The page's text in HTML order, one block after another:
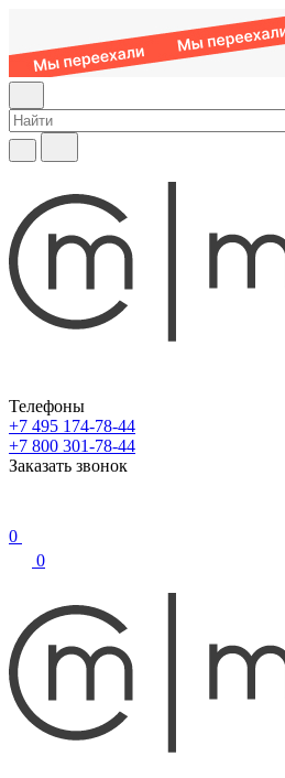
Телефоны
+7 495 174-78-44
+7 800 301-78-44
Заказать звонок
0
0